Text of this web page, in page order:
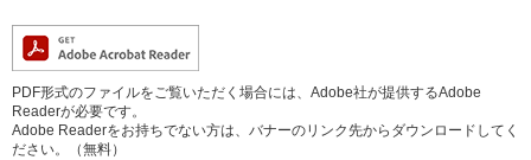
PDF形式のファイルをご覧いただく場合には、Adobe社が提供するAdobe
Readerが必要です。
Adobe Readerをお持ちでない方は、バナーのリンク先からダウンロードしてく
ださい。（無料）